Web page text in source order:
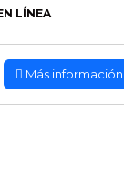
LÍNEA
Más información